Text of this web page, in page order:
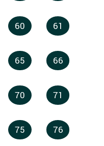
60 61
65 66
70 71
75 76